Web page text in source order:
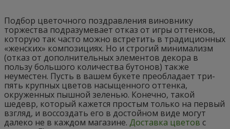
Подбор цветочного поздравления виновнику
торжества подразумевает отказ от игры оттенков,
которую так часто можно встретить в традиционных
«женских» композициях. Но и строгий минимализм
(отказ от дополнительных элементов декора в
пользу большого количества бутонов) также
неуместен. Пусть в вашем букете преобладает три-
пять крупных цветов насыщенного оттенка,
окруженных пышной зеленью. Конечно, такой
шедевр, который кажется простым только на первый
взгляд, и воссоздать его в достойном виде могут
далеко не в каждом магазине. Доставка цветов с